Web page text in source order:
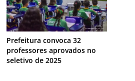
Prefeitura convoca 32
professores aprovados no
seletivo de 2025